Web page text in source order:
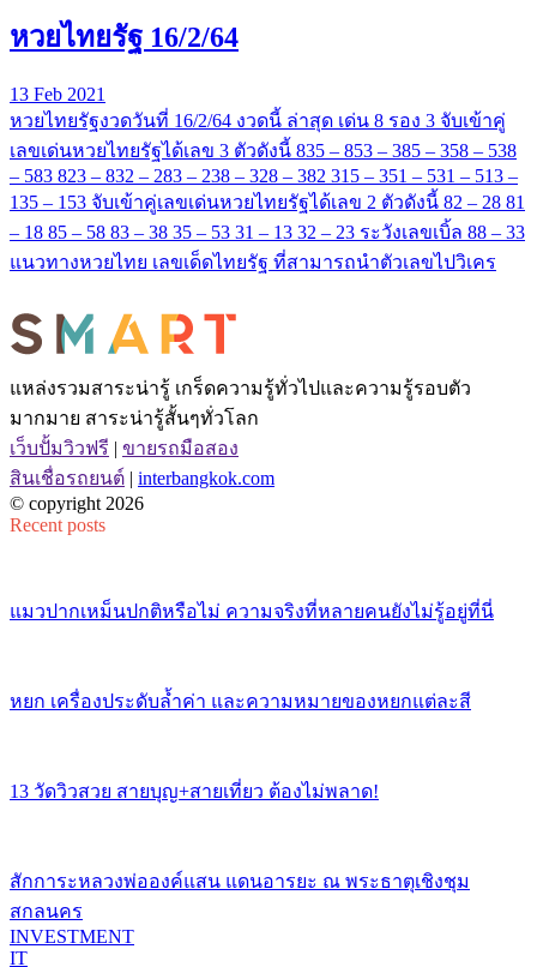
หวยไทยรัฐ 16/2/64
13 Feb 2021
หวยไทยรัฐงวดวันที่ 16/2/64 งวดนี้ ล่าสุด เด่น 8 รอง 3 จับเข้าคู่
เลขเด่นหวยไทยรัฐได้เลข 3 ตัวดังนี้ 835 – 853 – 385 – 358 – 538
– 583 823 – 832 – 283 – 238 – 328 – 382 315 – 351 – 531 – 513 –
135 – 153 จับเข้าคู่เลขเด่นหวยไทยรัฐได้เลข 2 ตัวดังนี้ 82 – 28 81
– 18 85 – 58 83 – 38 35 – 53 31 – 13 32 – 23 ระวังเลขเบิ้ล 88 – 33
แนวทางหวยไทย เลขเด็ดไทยรัฐ ที่สามารถนำตัวเลขไปวิเคร
แหล่งรวมสาระน่ารู้ เกร็ดความรู้ทั่วไปและความรู้รอบตัว
มากมาย สาระน่ารู้สั้นๆทั่วโลก
เว็บปั้มวิวฟรี | ขายรถมือสอง
สินเชื่อรถยนต์ | interbangkok.com
© copyright 2026
Recent posts
แมวปากเหม็นปกติหรือไม่ ความจริงที่หลายคนยังไม่รู้อยู่ที่นี่
หยก เครื่องประดับล้ำค่า และความหมายของหยกแต่ละสี
13 วัดวิวสวย สายบุญ+สายเที่ยว ต้องไม่พลาด!
สักการะหลวงพ่อองค์แสน แดนอารยะ ณ พระธาตุเชิงชุม
สกลนคร
INVESTMENT
IT